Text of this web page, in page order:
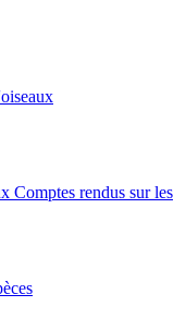
Comptes rendus sur les